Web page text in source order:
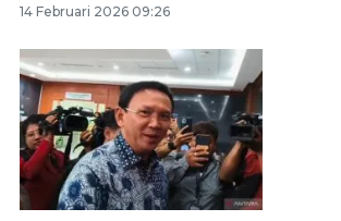
14 Februari 2026 09:26